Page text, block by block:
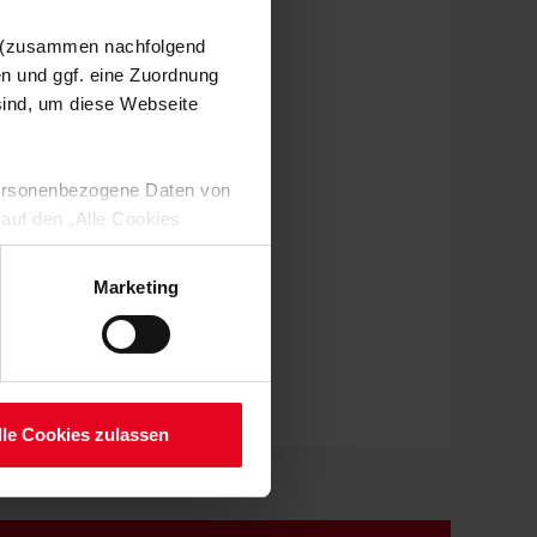
nachfolgend
und ggf. eine Zuordnung
um diese Webseite
Daten von
den „Alle Cookies
Verarbeitung Ihrer
Art. 6 Abs. 1 lit. a DSGVO
Ihre etwaig erteilten
Marketing
Cookies zulassen